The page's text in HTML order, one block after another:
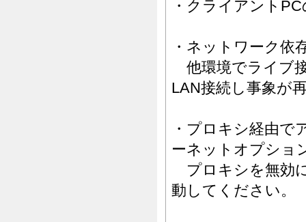
・クライアント
・ネットワーク依
他環境でライブ
LAN接続し事象が
・プロキシ経由
ーネットオプショ
プロキシを無効
動してください。